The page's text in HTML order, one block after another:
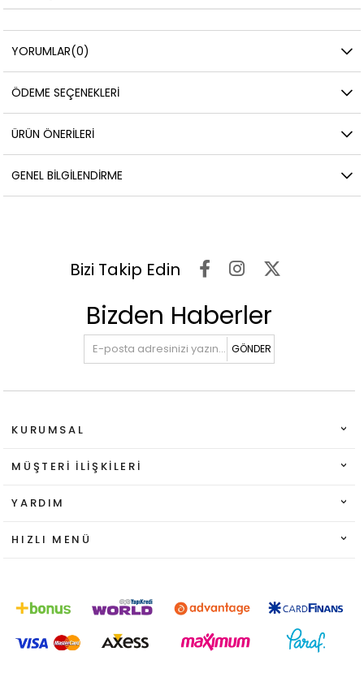
YORUMLAR(0)
ÖDEME SEÇENEKLERI
ÜRÜN ÖNERILERI
GENEL BILGILENDIRME
Bizi Takip Edin
Bizden Haberler
GÖNDER
KURUMSAL
MÜŞTERI İLIŞKILERI
YARDIM
HIZLI MENÜ